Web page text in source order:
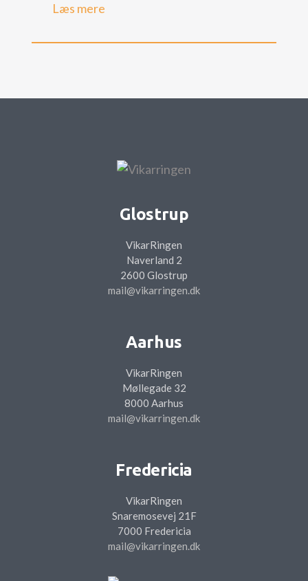
Læs mere
Glostrup
VikarRingen
Naverland 2
2600 Glostrup
mail@vikarringen.dk
Aarhus
VikarRingen
Møllegade 32
8000 Aarhus
mail@vikarringen.dk
Fredericia
VikarRingen
Snaremosevej 21F
7000 Fredericia
mail@vikarringen.dk